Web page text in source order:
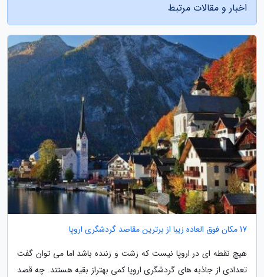
اخبار و مقالات مرتبط
17 مکان فوق العاده زیبا از برترین مقاصد گردشگری اروپا
هیچ نقطه ای در اروپا نیست که زشت و زننده باشد اما می توان گفت
تعدادی از جاذبه های گردشگری اروپا کمی بهتراز بقیه هستند. چه قصد